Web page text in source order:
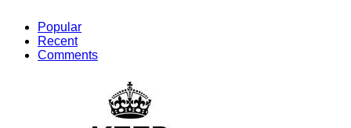
Popular
Recent
Comments